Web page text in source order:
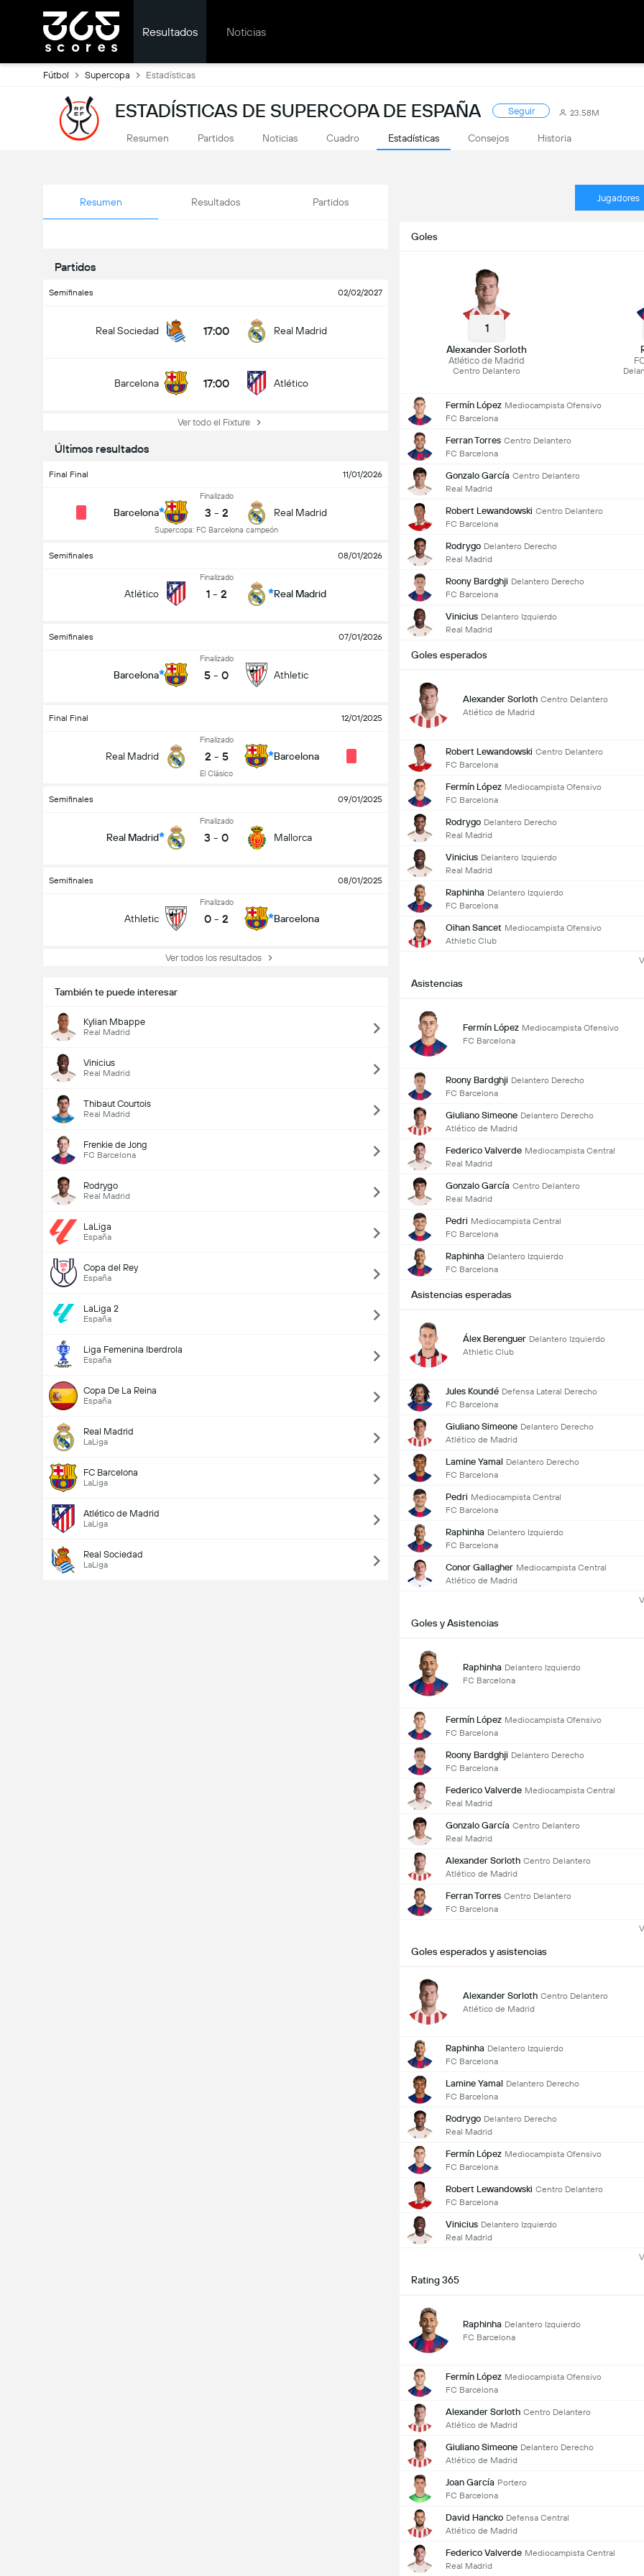
Resultados Noticias
Fútbol Supercopa Estadísticas
ESTADÍSTICAS DE SUPERCOPA DE ESPAÑA Seguir 23.58M
Resumen Partidos Noticias Cuadro Estadísticas Consejos Historia
Resumen Resultados Partidos
Partidos
Semifinales 02/02/2027
Real Sociedad 17:00 Real Madrid
Barcelona 17:00 Atlético
Ver todo el Fixture
Últimos resultados
Final Final 11/01/2026
Barcelona
Finalizado
3 - 2
Supercopa: FC Barcelona campeón
Real Madrid
Semifinales 08/01/2026
Atlético
Finalizado
1 - 2 Real Madrid
Semifinales 07/01/2026
Barcelona
Finalizado
5 - 0 Athletic
Final Final 12/01/2025
Real Madrid
Finalizado
2 - 5
El Clásico
Barcelona
Semifinales 09/01/2025
Real Madrid
Finalizado
3 - 0 Mallorca
Semifinales 08/01/2025
Athletic
Finalizado
0 - 2 Barcelona
Ver todos los resultados
También te puede interesar
Kylian Mbappe
Real Madrid
Vinicius
Real Madrid
Thibaut Courtois
Real Madrid
Frenkie de Jong
FC Barcelona
Rodrygo
Real Madrid
LaLiga
España
Copa del Rey
España
LaLiga 2
España
Liga Femenina Iberdrola
España
Copa De La Reina
España
Real Madrid
LaLiga
FC Barcelona
LaLiga
Atlético de Madrid
LaLiga
Real Sociedad
LaLiga
Jugadores
Goles
1
Alexander Sorloth
Atlético de Madrid
Centro Delantero
Fermín López Mediocampista Ofensivo
FC Barcelona
Ferran Torres Centro Delantero
FC Barcelona
Gonzalo García Centro Delantero
Real Madrid
Robert Lewandowski Centro Delantero
FC Barcelona
Rodrygo Delantero Derecho
Real Madrid
Roony Bardghji Delantero Derecho
FC Barcelona
Vinicius Delantero Izquierdo
Real Madrid
Goles esperados
Alexander Sorloth Centro Delantero
Atlético de Madrid
Robert Lewandowski Centro Delantero
FC Barcelona
Fermín López Mediocampista Ofensivo
FC Barcelona
Rodrygo Delantero Derecho
Real Madrid
Vinicius Delantero Izquierdo
Real Madrid
Raphinha Delantero Izquierdo
FC Barcelona
Oihan Sancet Mediocampista Ofensivo
Athletic Club
Asistencias
Fermín López Mediocampista Ofensivo
FC Barcelona
Roony Bardghji Delantero Derecho
FC Barcelona
Giuliano Simeone Delantero Derecho
Atlético de Madrid
Federico Valverde Mediocampista Central
Real Madrid
Gonzalo García Centro Delantero
Real Madrid
Pedri Mediocampista Central
FC Barcelona
Raphinha Delantero Izquierdo
FC Barcelona
Asistencias esperadas
Álex Berenguer Delantero Izquierdo
Athletic Club
Jules Koundé Defensa Lateral Derecho
FC Barcelona
Giuliano Simeone Delantero Derecho
Atlético de Madrid
Lamine Yamal Delantero Derecho
FC Barcelona
Pedri Mediocampista Central
FC Barcelona
Raphinha Delantero Izquierdo
FC Barcelona
Conor Gallagher Mediocampista Central
Atlético de Madrid
Goles y Asistencias
Raphinha Delantero Izquierdo
FC Barcelona
Fermín López Mediocampista Ofensivo
FC Barcelona
Roony Bardghji Delantero Derecho
FC Barcelona
Federico Valverde Mediocampista Central
Real Madrid
Gonzalo García Centro Delantero
Real Madrid
Alexander Sorloth Centro Delantero
Atlético de Madrid
Ferran Torres Centro Delantero
FC Barcelona
Goles esperados y asistencias
Alexander Sorloth Centro Delantero
Atlético de Madrid
Raphinha Delantero Izquierdo
FC Barcelona
Lamine Yamal Delantero Derecho
FC Barcelona
Rodrygo Delantero Derecho
Real Madrid
Fermín López Mediocampista Ofensivo
FC Barcelona
Robert Lewandowski Centro Delantero
FC Barcelona
Vinicius Delantero Izquierdo
Real Madrid
Rating 365
Raphinha Delantero Izquierdo
FC Barcelona
Fermín López Mediocampista Ofensivo
FC Barcelona
Alexander Sorloth Centro Delantero
Atlético de Madrid
Giuliano Simeone Delantero Derecho
Atlético de Madrid
Joan García Portero
FC Barcelona
David Hancko Defensa Central
Atlético de Madrid
Federico Valverde Mediocampista Central
Real Madrid